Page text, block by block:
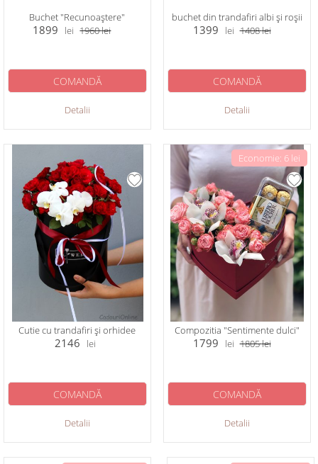
Buchet "Recunoaștere"
1899 lei 1960lei
Detalii
COMANDĂ
buchet din trandafiri albi și roșii
1399 lei 1408lei
Detalii
COMANDĂ
Cutie cu trandafiri și orhidee
2146 lei
Detalii
COMANDĂ
Economie: 6 lei
Compozitia "Sentimente dulci"
1799 lei 1805lei
Detalii
COMANDĂ